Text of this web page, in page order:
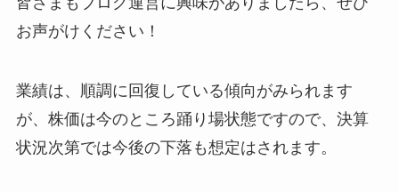
お声がけください！
業績は、順調に回復している傾向がみられます
が、株価は今のところ踊り場状態ですので、決算
状況次第では今後の下落も想定はされます。